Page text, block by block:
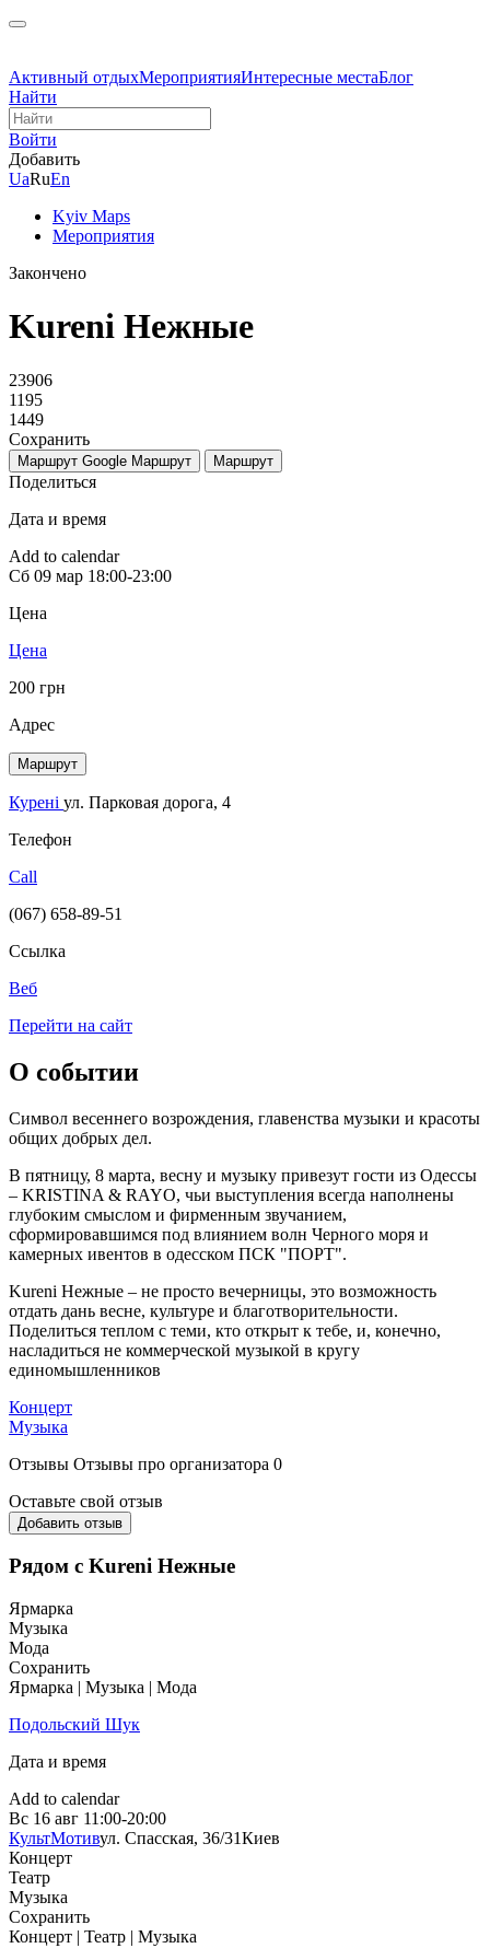
Активный отдыхМероприятияИнтересные местаБлог
Найти
Войти
Добавить
UaRuEn
Kyiv Maps
Мероприятия
Закончено
Kureni Нежные
23906
1195
1449
Сохранить
Маршрут Google Маршрут Маршрут
Поделиться
Дата и время
Add to calendar
Сб 09 мар 18:00-23:00
Цена
Цена
200 грн
Адрес
Маршрут
Курені ул. Парковая дорога, 4
Телефон
Call
(067) 658-89-51
Ссылка
Веб
Перейти на сайт
О событии
Символ весеннего возрождения, главенства музыки и красоты
общих добрых дел.
В пятницу, 8 марта, весну и музыку привезут гости из Одессы
– KRISTINA & RAYO, чьи выступления всегда наполнены
глубоким смыслом и фирменным звучанием,
сформировавшимся под влиянием волн Черного моря и
камерных ивентов в одесском ПСК "ПОРТ".
Kureni Нежные – не просто вечерницы, это возможность
отдать дань весне, культуре и благотворительности.
Поделиться теплом с теми, кто открыт к тебе, и, конечно,
насладиться не коммерческой музыкой в кругу
единомышленников
Концерт
Музыка
Отзывы Отзывы про организатора 0
Оставьте свой отзыв
Добавить отзыв
Рядом с Kureni Нежные
Ярмарка
Музыка
Мода
Сохранить
Ярмарка | Музыка | Мода
Подольский Шук
Дата и время
Add to calendar
Вс 16 авг 11:00-20:00
КультМотивул. Спасская, 36/31Киев
Концерт
Театр
Музыка
Сохранить
Концерт | Театр | Музыка